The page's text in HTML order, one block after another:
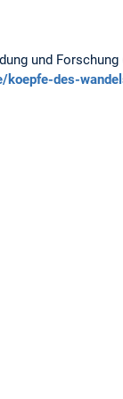
und Forschung
des-